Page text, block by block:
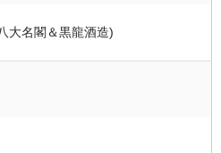
大名閣＆黒龍酒造)